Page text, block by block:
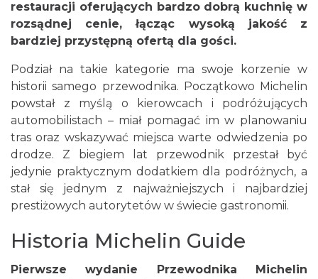
restauracji oferujących bardzo dobrą kuchnię w
rozsądnej cenie, łącząc wysoką jakość z
bardziej przystępną ofertą dla gości.
Podział na takie kategorie ma swoje korzenie w
historii samego przewodnika. Początkowo Michelin
powstał z myślą o kierowcach i podróżujących
automobilistach – miał pomagać im w planowaniu
tras oraz wskazywać miejsca warte odwiedzenia po
drodze. Z biegiem lat przewodnik przestał być
jedynie praktycznym dodatkiem dla podróżnych, a
stał się jednym z najważniejszych i najbardziej
prestiżowych autorytetów w świecie gastronomii.
Historia Michelin Guide
Pierwsze wydanie Przewodnika Michelin